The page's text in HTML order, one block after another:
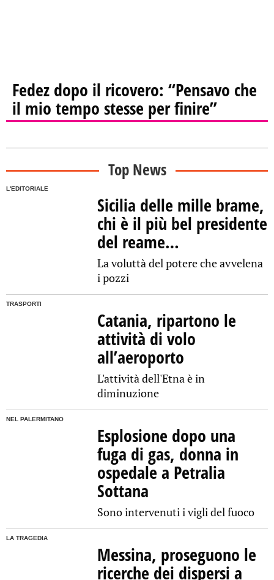
Fedez dopo il ricovero: “Pensavo che
il mio tempo stesse per finire”
Top News
L'EDITORIALE
Sicilia delle mille brame,
chi è il più bel presidente
del reame…
La voluttà del potere che avvelena
i pozzi
TRASPORTI
Catania, ripartono le
attività di volo
all’aeroporto
L'attività dell'Etna è in
diminuzione
NEL PALERMITANO
Esplosione dopo una
fuga di gas, donna in
ospedale a Petralia
Sottana
Sono intervenuti i vigli del fuoco
LA TRAGEDIA
Messina, proseguono le
ricerche dei dispersi a